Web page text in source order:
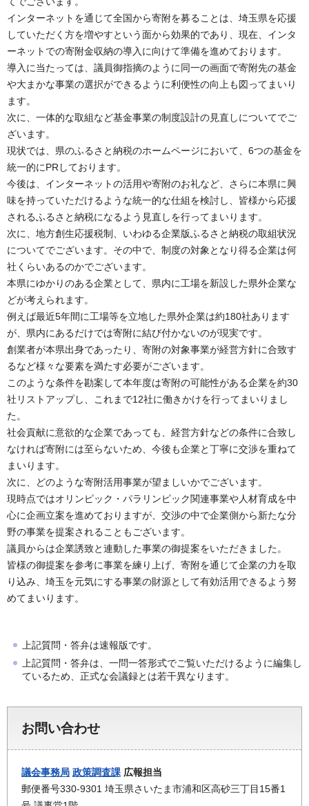
インターネットを通じて全国から寄附を募ることは、埼玉県を応援
していただく方を増やすという面から効果的であり、現在、インタ
ーネットでの寄附金収納の導入に向けて準備を進めております。
導入に当たっては、議員御指摘のように同一の画面で寄附先の基金
や大まかな事業の選択ができるように利便性の向上も図ってまいり
ます。
次に、一体的な取組など基金事業の制度設計の見直しについてでご
ざいます。
現状では、県のふるさと納税のホームページにおいて、6つの基金を
統一的にPRしております。
今後は、インターネットの活用や寄附のお礼など、さらに本県に興
味を持っていただけるような統一的な仕組を検討し、皆様から応援
されるふるさと納税になるよう見直しを行ってまいります。
次に、地方創生応援税制、いわゆる企業版ふるさと納税の取組状況
についてでございます。その中で、制度の対象となり得る企業は何
社くらいあるのかでございます。
本県にゆかりのある企業として、県内に工場を新設した県外企業な
どが考えられます。
例えば最近5年間に工場等を立地した県外企業は約180社あります
が、県内にあるだけでは寄附に結び付かないのが現実です。
創業者が本県出身であったり、寄附の対象事業が経営方針に合致す
るなど様々な要素を満たす必要がございます。
このような条件を勘案して本年度は寄附の可能性がある企業を約30
社リストアップし、これまで12社に働きかけを行ってまいりまし
た。
社会貢献に意欲的な企業であっても、経営方針などの条件に合致し
なければ寄附には至らないため、今後も企業と丁寧に交渉を重ねて
まいります。
次に、どのような寄附活用事業が望ましいかでございます。
現時点ではオリンピック・パラリンピック関連事業や人材育成を中
心に企画立案を進めておりますが、交渉の中で企業側から新たな分
野の事業を提案されることもございます。
議員からは企業誘致と連動した事業の御提案をいただきました。
皆様の御提案を参考に事業を練り上げ、寄附を通じて企業の力を取
り込み、埼玉を元気にする事業の財源として有効活用できるよう努
めてまいります。
上記質問・答弁は速報版です。
上記質問・答弁は、一問一答形式でご覧いただけるように編集し
ているため、正式な会議録とは若干異なります。
お問い合わせ
議会事務局 政策調査課 広報担当
郵便番号330-9301 埼玉県さいたま市浦和区高砂三丁目15番1